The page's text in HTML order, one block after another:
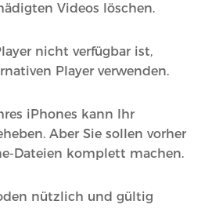
Videos löschen.
nicht verfügbar ist,
Player verwenden.
iPhones kann Ihr
Aber Sie sollen vorher
Dateien komplett machen.
nützlich und gültig